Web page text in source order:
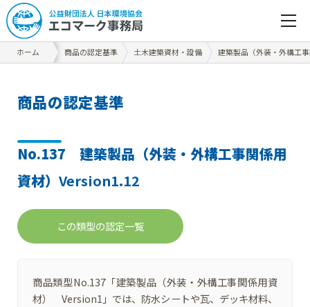
ホーム 商品の認定基準 土木建築資材・設備 建築製品（外装・外構工
商品の認定基準
No.137 建築製品（外装・外構工事関係用
資材） Version1.12
この類型の認定一覧
商品類型No.137「建築製品（外装・外構工事関係用資
材） Version1」では、防水シートや瓦、デッキ材料、